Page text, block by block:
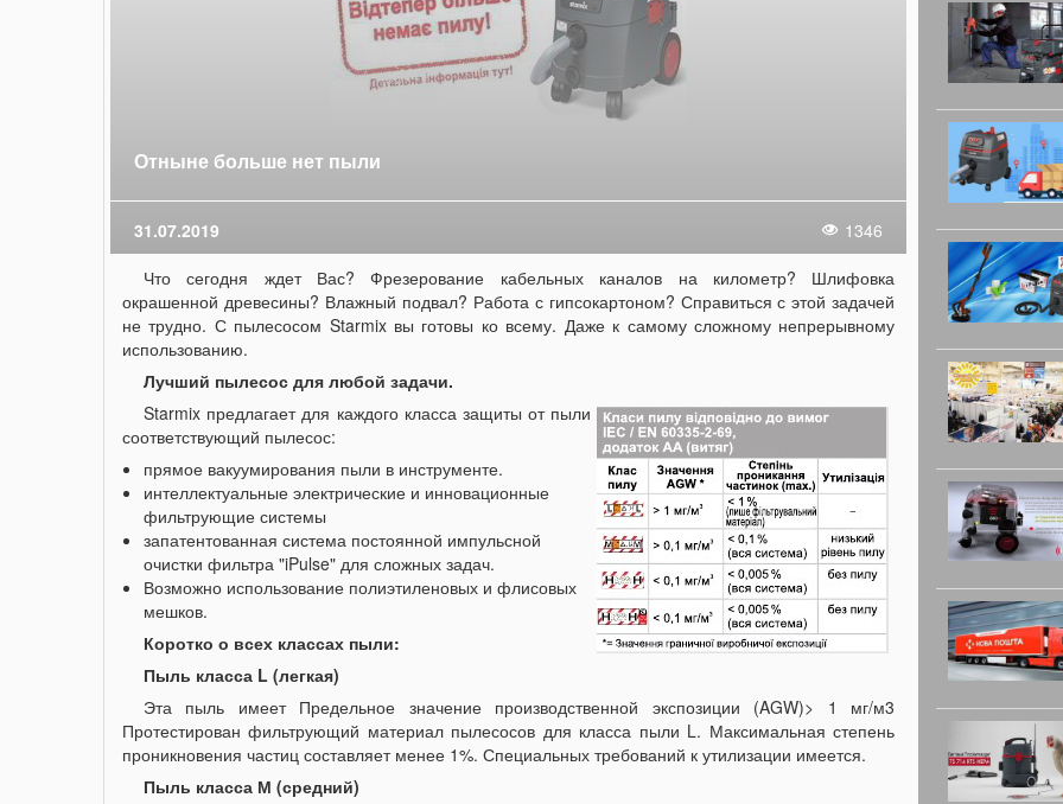
Отныне больше нет пыли
31.07.2019
1346
Что сегодня ждет Вас? Фрезерование кабельных каналов на километр? Шлифовка
окрашенной древесины? Влажный подвал? Работа с гипсокартоном? Справиться с этой задачей
не трудно. С пылесосом Starmix вы готовы ко всему. Даже к самому сложному непрерывному
использованию.
Лучший пылесос для любой задачи.
Starmix предлагает для каждого класса защиты от пыли
соответствующий пылесос:
прямое вакуумирования пыли в инструменте.
интеллектуальные электрические и инновационные
фильтрующие системы
запатентованная система постоянной импульсной
очистки фильтра "iPulse" для сложных задач.
Возможно использование полиэтиленовых и флисовых
мешков.
Коротко о всех классах пыли:
Пыль класса L (легкая)
Эта пыль имеет Предельное значение производственной экспозиции (AGW)> 1 мг/м3
Протестирован фильтрующий материал пылесосов для класса пыли L. Максимальная степень
проникновения частиц составляет менее 1%. Специальных требований к утилизации имеется.
Пыль класса М (средний)